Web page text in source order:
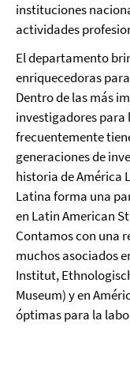
instituciones
actividades
El departamento
enriquecedoras
Dentro de las más
investigadores para
frecuentemente
generaciones de
historia de América
Latina forma una
en Latin American
Contamos con una
muchos asociados
Institut,
Museum) y en
óptimas para la